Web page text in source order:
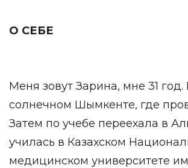
О СЕБЕ
Меня зовут Зарина, мне 31
солнечном Шымкенте, где
Затем по учебе переехала в
училась в Казахском
медицинском университете